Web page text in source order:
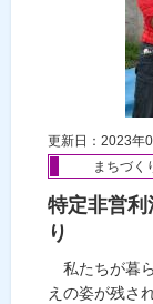
更新日：2023年
まちづく
特定非営
り
私たちが暮
えの姿が残さ